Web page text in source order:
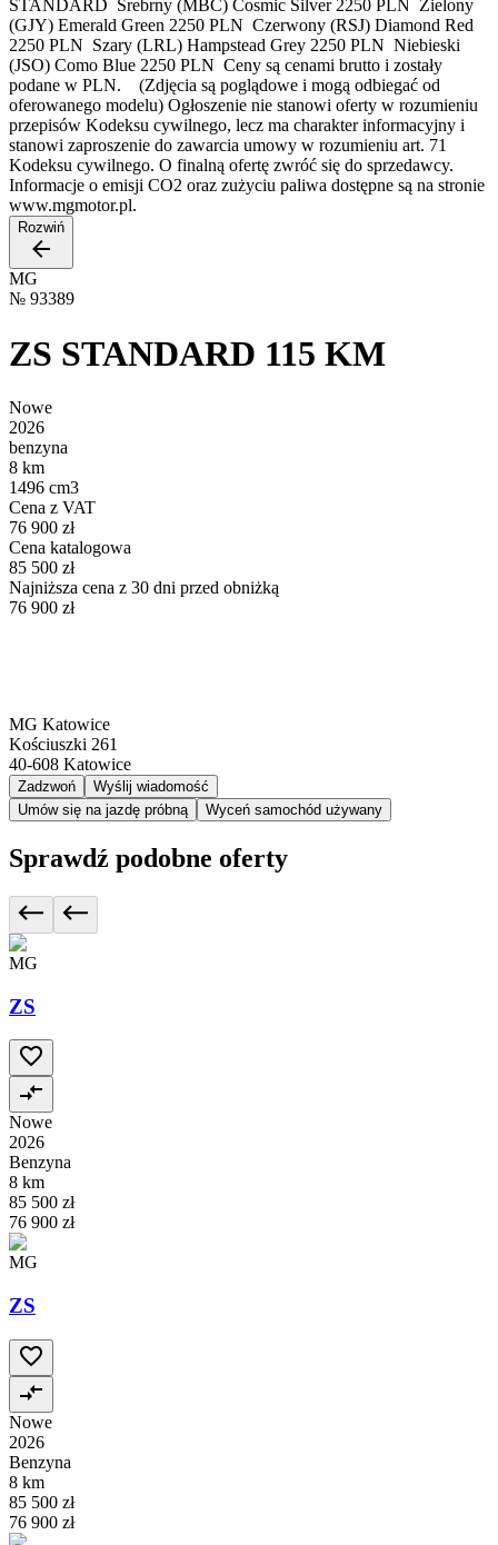
STANDARD Srebrny (MBC) Cosmic Silver 2250 PLN Zielony
(GJY) Emerald Green 2250 PLN Czerwony (RSJ) Diamond Red
2250 PLN Szary (LRL) Hampstead Grey 2250 PLN Niebieski
(JSO) Como Blue 2250 PLN Ceny są cenami brutto i zostały
podane w PLN. (Zdjęcia są poglądowe i mogą odbiegać od
oferowanego modelu) Ogłoszenie nie stanowi oferty w rozumieniu
przepisów Kodeksu cywilnego, lecz ma charakter informacyjny i
stanowi zaproszenie do zawarcia umowy w rozumieniu art. 71
Kodeksu cywilnego. O finalną ofertę zwróć się do sprzedawcy.
Informacje o emisji CO2 oraz zużyciu paliwa dostępne są na stronie
www.mgmotor.pl.
Rozwiń
MG
№ 93389
ZS STANDARD 115 KM
Nowe
2026
benzyna
8 km
1496 cm3
Cena z VAT
76 900 zł
Cena katalogowa
85 500 zł
Najniższa cena z 30 dni przed obniżką
76 900 zł
MG Katowice
Kościuszki 261
40-608 Katowice
Zadzwoń
Wyślij wiadomość
Umów się na jazdę próbną
Wyceń samochód używany
Sprawdź podobne oferty
MG
ZS
Nowe
2026
Benzyna
8 km
85 500 zł
76 900 zł
MG
ZS
Nowe
2026
Benzyna
8 km
85 500 zł
76 900 zł